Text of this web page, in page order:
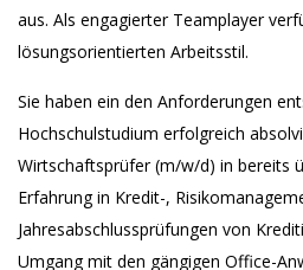
aus. Als engagierter Teamplayer
lösungsorientierten Arbeitsstil.
Sie haben ein den Anforderungen
Hochschulstudium erfolgreich
Wirtschaftsprüfer (m/w/d) in bereits
Erfahrung in Kredit-,
Jahresabschlussprüfungen von
Umgang mit den gängigen Office-